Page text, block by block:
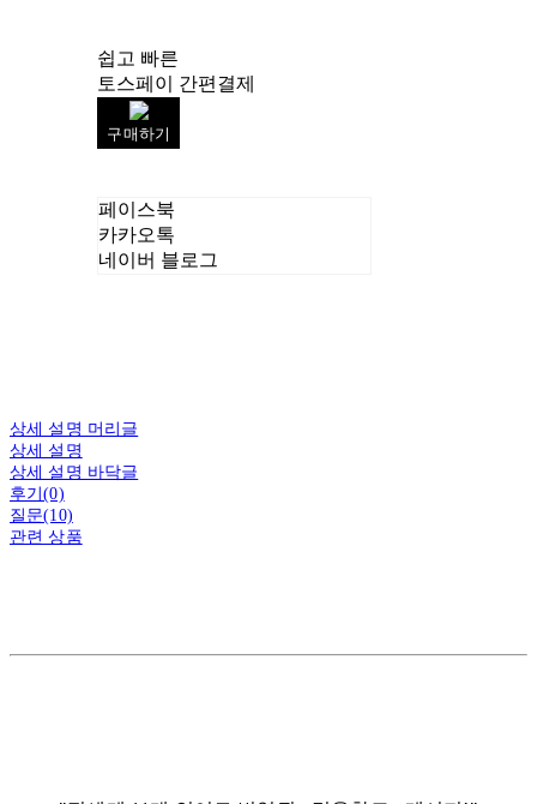
쉽고 빠른
토스페이 간편결제
구매하기
페이스북
카카오톡
네이버 블로그
상세 설명 머리글
상세 설명
상세 설명 바닥글
후기(0)
질문(10)
관련 상품